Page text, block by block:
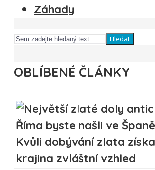
Záhady
Hledat
OBLÍBENÉ ČLÁNKY